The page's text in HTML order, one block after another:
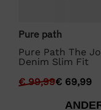
Pure path
Pure Path The
Denim Slim Fit
€99,99€ 69,99